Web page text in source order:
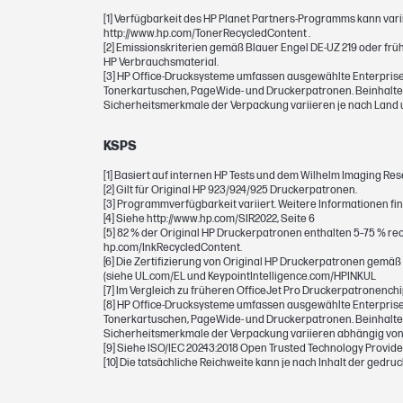
PATRONEN UND DRUCKKÖPFE
Seitenreichweite (Farbe)
Druckpatrone/Flasche, Farbe(n)
Volumen der Druckkassette/Flasche
Kennnummer
Druckleistung (in Seiten) – Fußnote
[1] Verfügbarkeit des HP Planet Partners-Programms kann
http://www.hp.com/TonerRecycledContent .
[2] Emissionskriterien gemäß Blauer Engel DE-UZ 219 oder
HP Verbrauchsmaterial.
[3] HP Office-Drucksysteme umfassen ausgewählte
Tonerkartuschen, PageWide- und Druckerpatronen.
Sicherheitsmerkmale der Verpackung variieren je nach Land
KSPS
[1] Basiert auf internen HP Tests und dem Wilhelm Imaging
[2] Gilt für Original HP 923/924/925 Druckerpatronen.
[3] Programmverfügbarkeit variiert. Weitere Informationen
[4] Siehe http://www.hp.com/SIR2022, Seite 6
[5] 82 % der Original HP Druckerpatronen enthalten 5–75 %
hp.com/InkRecycledContent.
[6] Die Zertifizierung von Original HP Druckerpatronen
(siehe UL.com/EL und KeypointIntelligence.com/HPINKUL
[7] Im Vergleich zu früheren OfficeJet Pro
[8] HP Office-Drucksysteme umfassen ausgewählte
Tonerkartuschen, PageWide- und Druckerpatronen.
Sicherheitsmerkmale der Verpackung variieren abhängig
[9] Siehe ISO/IEC 20243:2018 Open Trusted Technology
[10] Die tatsächliche Reichweite kann je nach Inhalt der